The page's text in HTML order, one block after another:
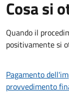
Cosa si
Quando il
positivamente si
Pagamento
provvedimento